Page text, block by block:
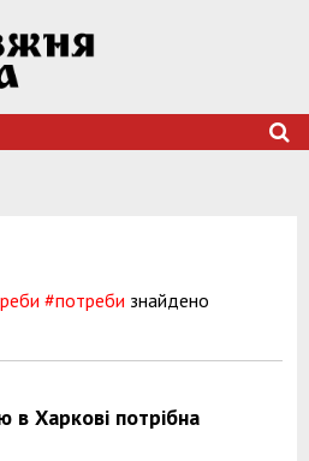
#потреби знайдено
в Харкові потрібна